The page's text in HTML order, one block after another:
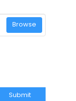
Browse
Submit